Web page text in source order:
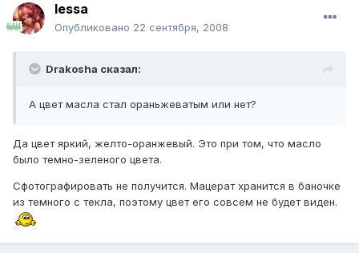
lessa
Опубликовано 22 сентября, 2008
Drakosha сказал:
А цвет масла стал ораньжеватым или нет?
Да цвет яркий, желто-оранжевый. Это при том, что масло
было темно-зеленого цвета.
Сфотографировать не получится. Мацерат хранится в баночке
из темного с текла, поэтому цвет его совсем не будет виден.